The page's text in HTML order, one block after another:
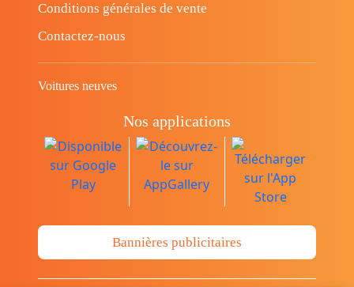
Conditions générales de vente
Contactez-nous
Voitures neuves
Nos applications
Bannières publicitaires